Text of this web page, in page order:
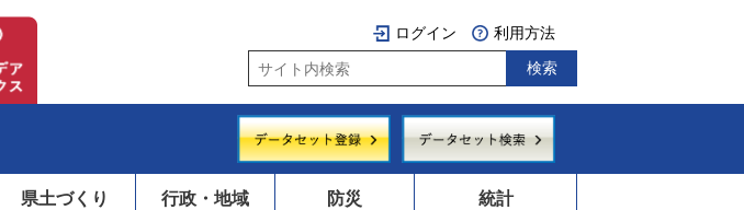
ログイン 利用方法
県土づくり 行政・地域 防災 統計